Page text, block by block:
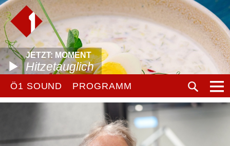
JETZT: MOMENT
Hitzetauglich
Ö1 SOUND PROGRAMM